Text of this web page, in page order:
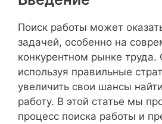
Поиск работы может
задачей, особенно на
конкурентном рынке труда.
используя правильные
увеличить свои шансы
работу. В этой статье мы
процесс поиска работы и